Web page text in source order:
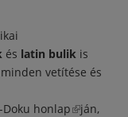
és latin bulik is
vetítése és
Doku honlap(külső
ján,